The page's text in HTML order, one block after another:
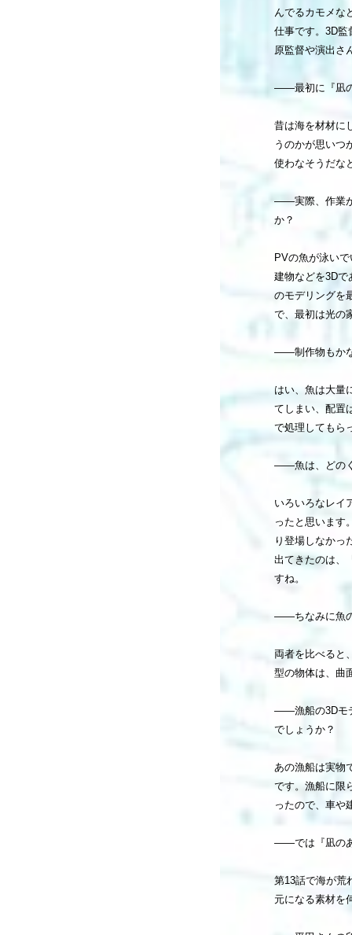
んでるカモメな
仕事です。3D監
原監督や演出さ
――最初に『凪の
昔は海を材材に
うのかが思いつ
使わなそうだな
――実際、作業が
か？
PVの魚が泳い
建物などを3Dで
のモデリングを
で、最初は光の
――制作物もかな
はい、魚は大量
てしまい、配置
で処理してもら
――魚は、どの
いろいろなレイ
ったと思います
り登場しなかっ
出てきたのは、
すね。
――ちなみに魚
両者を比べると
型の物体は、曲
――漁船の3Dモ
でしょうか？
あの漁船は実物
です。漁船に限
ったので、車や
――では『凪の
第13話で海が荒
元になる素材を